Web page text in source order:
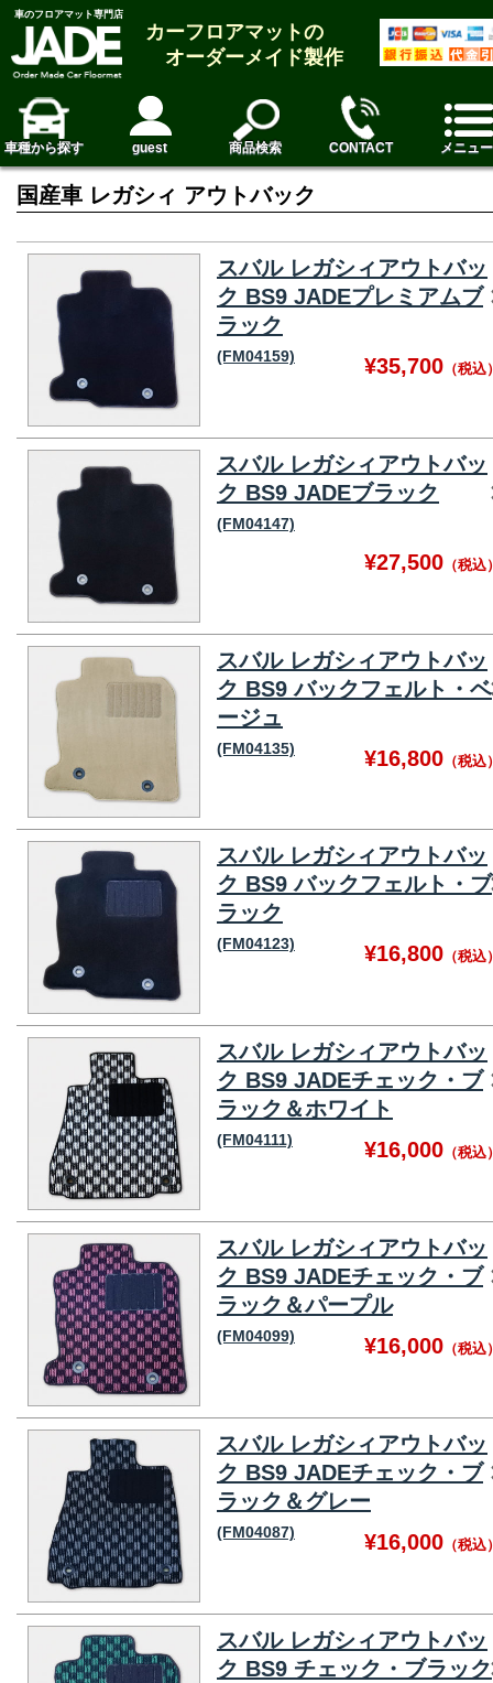
車のフロアマット専門店
カーフロアマットの
オーダーメイド製作
車種から探す guest 商品検索 CONTACT メニュー
国産車 レガシィ アウトバック
スバル レガシィアウトバッ
ク BS9 JADEプレミアムブ
ラック
(FM04159) ¥35,700 （税込
スバル レガシィアウトバッ
ク BS9 JADEブラック
(FM04147)
¥27,500 （税込
スバル レガシィアウトバッ
ク BS9 バックフェルト・ベ
ージュ
(FM04135) ¥16,800 （税込
スバル レガシィアウトバッ
ク BS9 バックフェルト・ブ
ラック
(FM04123) ¥16,800 （税込
スバル レガシィアウトバッ
ク BS9 JADEチェック・ブ
ラック＆ホワイト
(FM04111) ¥16,000 （税込
スバル レガシィアウトバッ
ク BS9 JADEチェック・ブ
ラック＆パープル
(FM04099) ¥16,000 （税込
スバル レガシィアウトバッ
ク BS9 JADEチェック・ブ
ラック＆グレー
(FM04087) ¥16,000 （税込
スバル レガシィアウトバッ
ク BS9 チェック・ブラック